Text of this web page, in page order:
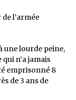
l’armée
une lourde peine,
n’a jamais
emprisonné 8
de 3 ans de